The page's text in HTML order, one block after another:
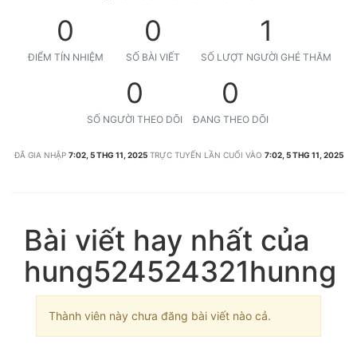
0
ĐIỂM TÍN NHIỆM
0
SỐ BÀI VIẾT
1
SỐ LƯỢT NGƯỜI GHÉ THĂM
0
SỐ NGƯỜI THEO DÕI
0
ĐANG THEO DÕI
ĐÃ GIA NHẬP 7:02, 5 THG 11, 2025 TRỰC TUYẾN LẦN CUỐI VÀO 7:02, 5 THG 11, 2025
Bài viết hay nhất của
hung524524321hunng
Thành viên này chưa đăng bài viết nào cả.